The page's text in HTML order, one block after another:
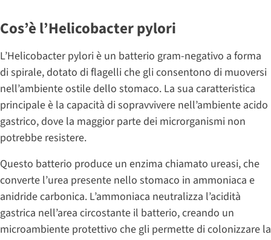
Cos’è l’Helicobacter pylori
L’Helicobacter pylori è un batterio gram-negativo a forma
di spirale, dotato di flagelli che gli consentono di muoversi
nell’ambiente ostile dello stomaco. La sua caratteristica
principale è la capacità di sopravvivere nell’ambiente acido
gastrico, dove la maggior parte dei microrganismi non
potrebbe resistere.
Questo batterio produce un enzima chiamato ureasi, che
converte l’urea presente nello stomaco in ammoniaca e
anidride carbonica. L’ammoniaca neutralizza l’acidità
gastrica nell’area circostante il batterio, creando un
microambiente protettivo che gli permette di colonizzare la